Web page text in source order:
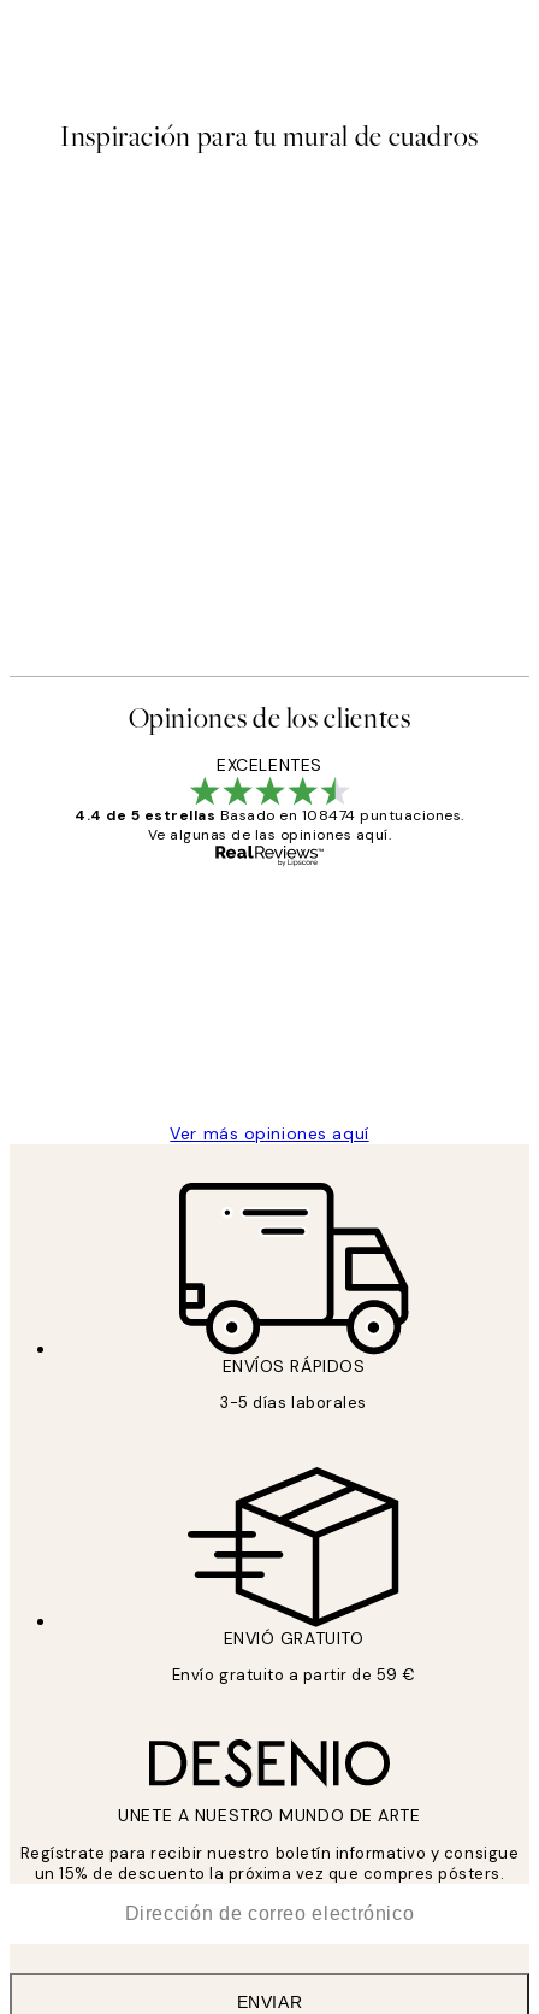
Inspiración para tu mural de cuadros
Opiniones de los clientes
EXCELENTES
4.4 de 5 estrellas Basado en 108474 puntuaciones.
Ve algunas de las opiniones aquí.
Ver más opiniones aquí
ENVÍOS RÁPIDOS
3-5 días laborales
ENVIÓ GRATUITO
Envío gratuito a partir de 59 €
UNETE A NUESTRO MUNDO DE ARTE
Regístrate para recibir nuestro boletín informativo y consigue
un 15% de descuento la próxima vez que compres pósters.
ENVIAR